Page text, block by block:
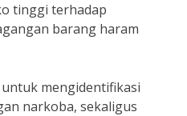
tinggi terhadap
barang haram
mengidentifikasi
narkoba, sekaligus